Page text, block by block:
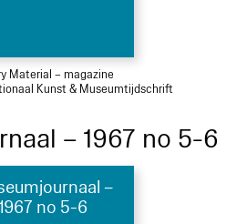
Material – magazine
Kunst & Museumtijdschrift
– 1967 no 5-6
–
no 5-6